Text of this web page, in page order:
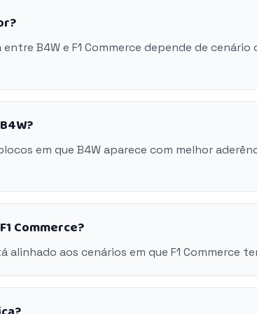
B4W e F1 Commerce depende de
em que B4W aparece com melhor
Commerce?
aos cenários em que F1 Commerce